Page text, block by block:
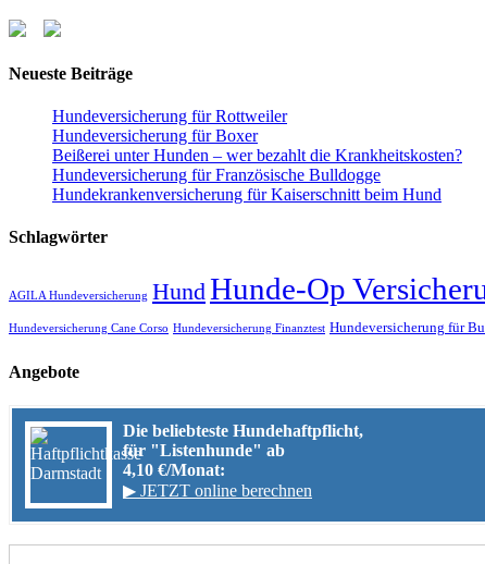
Neueste Beiträge
Hundeversicherung für Rottweiler
Hundeversicherung für Boxer
Beißerei unter Hunden – wer bezahlt die Krankheitskosten?
Hundeversicherung für Französische Bulldogge
Hundekrankenversicherung für Kaiserschnitt beim Hund
Schlagwörter
AGILA Hundeversicherung Hund Hunde-Op
Hundeversicherung Cane Corso Hundeversicherung Finanztest Hundeversicherung für
Angebote
Die beliebteste Hundehaftpflicht,
für "Listenhunde" ab
4,10 €/Monat:
▶ JETZT online berechnen